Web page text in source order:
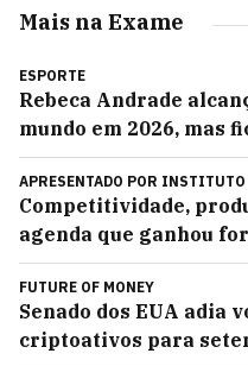
Mais na Exame
ESPORTE
Rebeca Andrade
mundo em 2026, mas
APRESENTADO POR INSTITUTO
Competitividade,
agenda que ganhou
FUTURE OF MONEY
Senado dos EUA adia
criptoativos para